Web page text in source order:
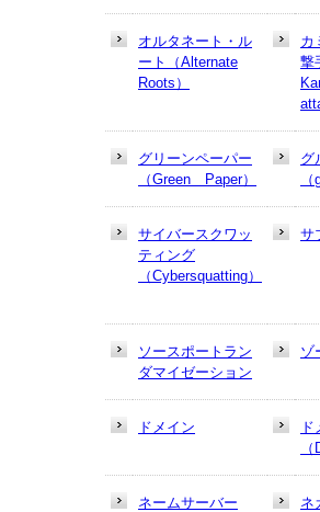
オルタネート・ル
ート（Alternate
Roots）
カ
撃
グリーンペーパー
（Green Paper）
グ
サイバースクワッ
ティング
（Cybersquatting）
サ
ソースポートラン
ダマイゼーション
ゾ
ドメイン
ネームサーバー
ネ